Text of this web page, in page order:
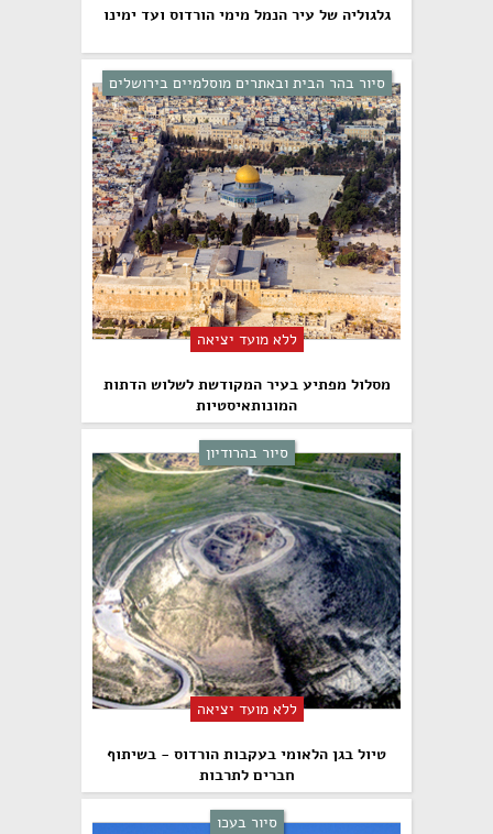
גלגוליה של עיר הנמל מימי הורדוס ועד ימינו
סיור בהר הבית ובאתרים מוסלמיים בירושלים
ללא מועד יציאה
מסלול מפתיע בעיר המקודשת לשלוש הדתות
המונותאיסטיות
סיור בהרודיון
ללא מועד יציאה
טיול בגן הלאומי בעקבות הורדוס - בשיתוף
חברים לתרבות
סיור בעכו